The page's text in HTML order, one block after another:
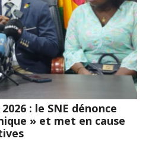
: le SNE dénonce
» et met en cause